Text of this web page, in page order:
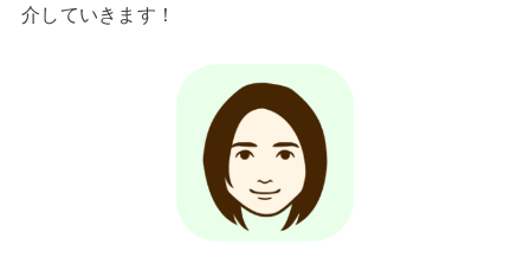
介していきます！